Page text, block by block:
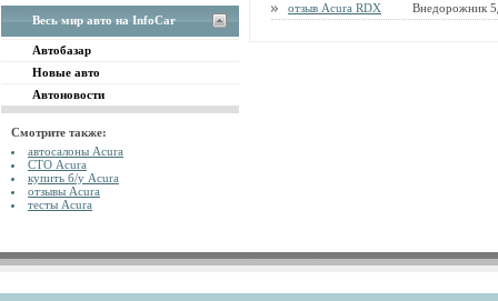
Весь мир авто на InfoCar
Автобазар
Новые авто
Автоновости
Смотрите также:
автосалоны Acura
СТО Acura
купить б/у Acura
отзывы Acura
тесты Acura
отзыв Acura RDX
Внедорожник